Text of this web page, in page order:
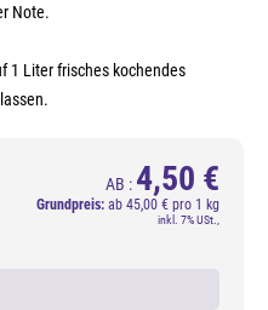
Note.
1 Liter frisches kochendes
AB : 4,50 €
Grundpreis: ab 45,00 € pro 1 kg
inkl. 7% USt.,